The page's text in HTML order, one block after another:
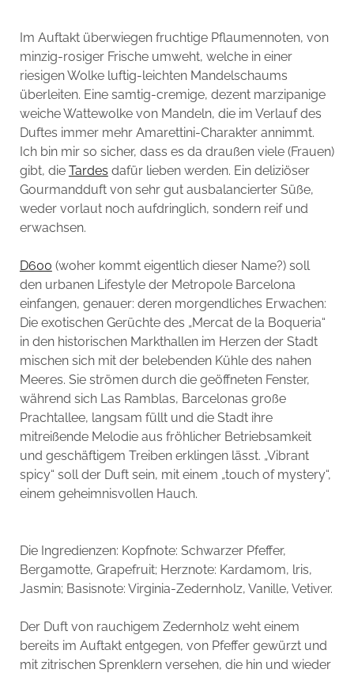
Im Auftakt überwiegen fruchtige Pflaumennoten, von
minzig-rosiger Frische umweht, welche in einer
riesigen Wolke luftig-leichten Mandelschaums
überleiten. Eine samtig-cremige, dezent marzipanige
weiche Wattewolke von Mandeln, die im Verlauf des
Duftes immer mehr Amarettini-Charakter annimmt.
Ich bin mir so sicher, dass es da draußen viele (Frauen)
gibt, die Tardes dafür lieben werden. Ein deliziöser
Gourmandduft von sehr gut ausbalancierter Süße,
weder vorlaut noch aufdringlich, sondern reif und
erwachsen.
D600 (woher kommt eigentlich dieser Name?) soll
den urbanen Lifestyle der Metropole Barcelona
einfangen, genauer: deren morgendliches Erwachen:
Die exotischen Gerüchte des „Mercat de la Boqueria“
in den historischen Markthallen im Herzen der Stadt
mischen sich mit der belebenden Kühle des nahen
Meeres. Sie strömen durch die geöffneten Fenster,
während sich Las Ramblas, Barcelonas große
Prachtallee, langsam füllt und die Stadt ihre
mitreißende Melodie aus fröhlicher Betriebsamkeit
und geschäftigem Treiben erklingen lässt. „Vibrant
spicy“ soll der Duft sein, mit einem „touch of mystery“,
einem geheimnisvollen Hauch.
Die Ingredienzen: Kopfnote: Schwarzer Pfeffer,
Bergamotte, Grapefruit; Herznote: Kardamom, lris,
Jasmin; Basisnote: Virginia-Zedernholz, Vanille, Vetiver.
Der Duft von rauchigem Zedernholz weht einem
bereits im Auftakt entgegen, von Pfeffer gewürzt und
mit zitrischen Sprenklern versehen, die hin und wieder